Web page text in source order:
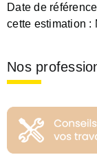
Date de
cette estimation :
Nos